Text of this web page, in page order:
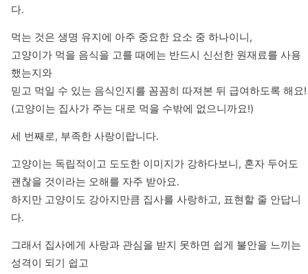
다.
먹는 것은 생명 유지에 아주 중요한 요소 중 하나이니,
고양이가 먹을 음식을 고를 때에는 반드시 신선한 원재료를 사용
했는지와
믿고 먹일 수 있는 음식인지를 꼼꼼히 따져본 뒤 급여하도록 해요!
(고양이는 집사가 주는 대로 먹을 수밖에 없으니까요!)
세 번째로, 부족한 사랑이랍니다.
고양이는 독립적이고 도도한 이미지가 강하다보니, 혼자 두어도
괜찮을 것이라는 오해를 자주 받아요.
하지만 고양이도 강아지만큼 집사를 사랑하고, 표현할 줄 안답니
다.
그래서 집사에게 사랑과 관심을 받지 못하면 쉽게 불안을 느끼는
성격이 되기 쉽고